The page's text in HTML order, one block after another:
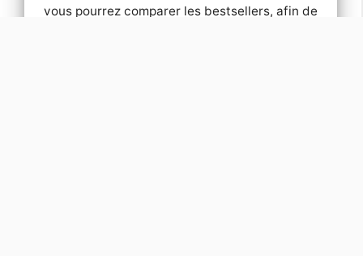
vous pourrez comparer les bestsellers, afin de